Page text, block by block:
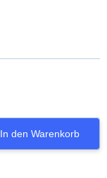
In den Warenkorb